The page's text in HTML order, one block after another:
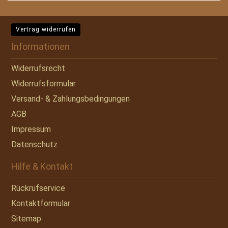
Vertrag widerrufen
Informationen
Widerrufsrecht
Widerrufsformular
Versand- & Zahlungsbedingungen
AGB
Impressum
Datenschutz
Hilfe & Kontakt
Rückrufservice
Kontaktformular
Sitemap